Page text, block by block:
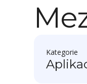
Kategorie